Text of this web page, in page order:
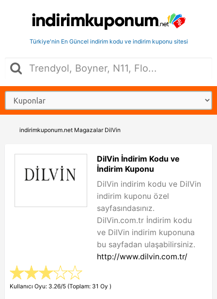
Türkiye'nin En Güncel indirim kodu ve indirim kuponu sitesi
indirimkuponum.net Magazalar DilVin
DilVin İndirim Kodu ve
İndirim Kuponu
DilVin indirim kodu ve DilVin
indirim kuponu özel
sayfasındasınız.
DilVin.com.tr İndirim kodu
ve DilVin indirim kuponuna
bu sayfadan ulaşabilirsiniz.
http://www.dilvin.com.tr/
Kullanıcı Oyu: 3.26/5 (Toplam: 31 Oy )